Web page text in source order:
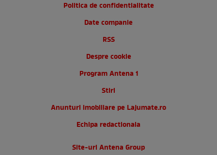
Politica de confidentialitate
Date companie
RSS
Despre cookie
Program Antena 1
Stiri
Anunturi imobiliare pe Lajumate.ro
Echipa redactionala
Site-uri Antena Group